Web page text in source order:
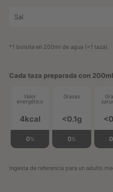
Sal
*1 bolsita en 200ml de agua (=1 taza).
Cada taza preparada con
Valor
energético
4kcal
0%
Grasas
<0.1g
0% 0
Ingesta de referencia para un adulto